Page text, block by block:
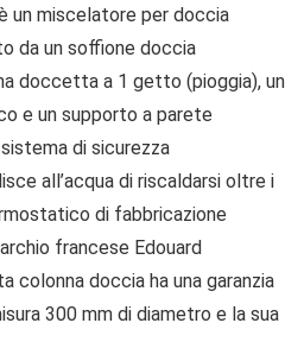
un miscelatore per doccia
da un soffione doccia
doccetta a 1 getto (pioggia), un
e un supporto a parete
di sicurezza
all’acqua di riscaldarsi oltre i
di fabbricazione
francese Edouard
colonna doccia ha una garanzia
300 mm di diametro e la sua